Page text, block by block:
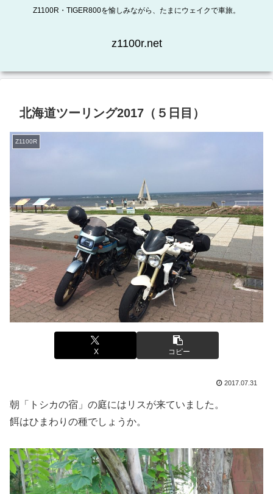
Z1100R・TIGER800を愉しみながら、たまにウェイクで車旅。
z1100r.net
北海道ツーリング2017（５日目）
Z1100R
X コピー
2017.07.31
朝「トシカの宿」の庭にはリスが来ていました。
餌はひまわりの種でしょうか。